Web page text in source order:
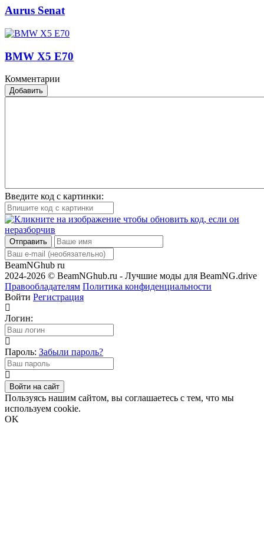
Aurus Senat
BMW X5 E70
Комментарии
Добавить
Введите код с картинки:
Отправить
BeamNGhub ru
2024-2026 © BeamNGhub.ru - Лучшие моды для BeamNG.drive
Правообладателям Политика конфиденциальности
Войти Регистрация
Логин:
Пароль: Забыли пароль?
Войти на сайт
Пользуясь нашим сайтом, вы соглашаетесь с тем, что мы
используем cookie.
OK